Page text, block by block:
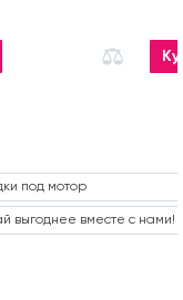
под мотор
выгоднее вместе с нами!